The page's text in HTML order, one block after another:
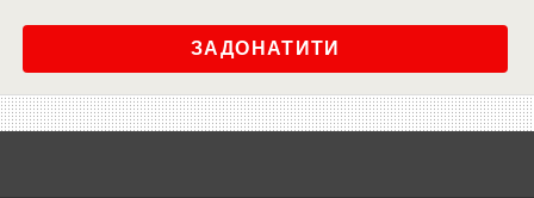
ЗАДОНАТИТИ